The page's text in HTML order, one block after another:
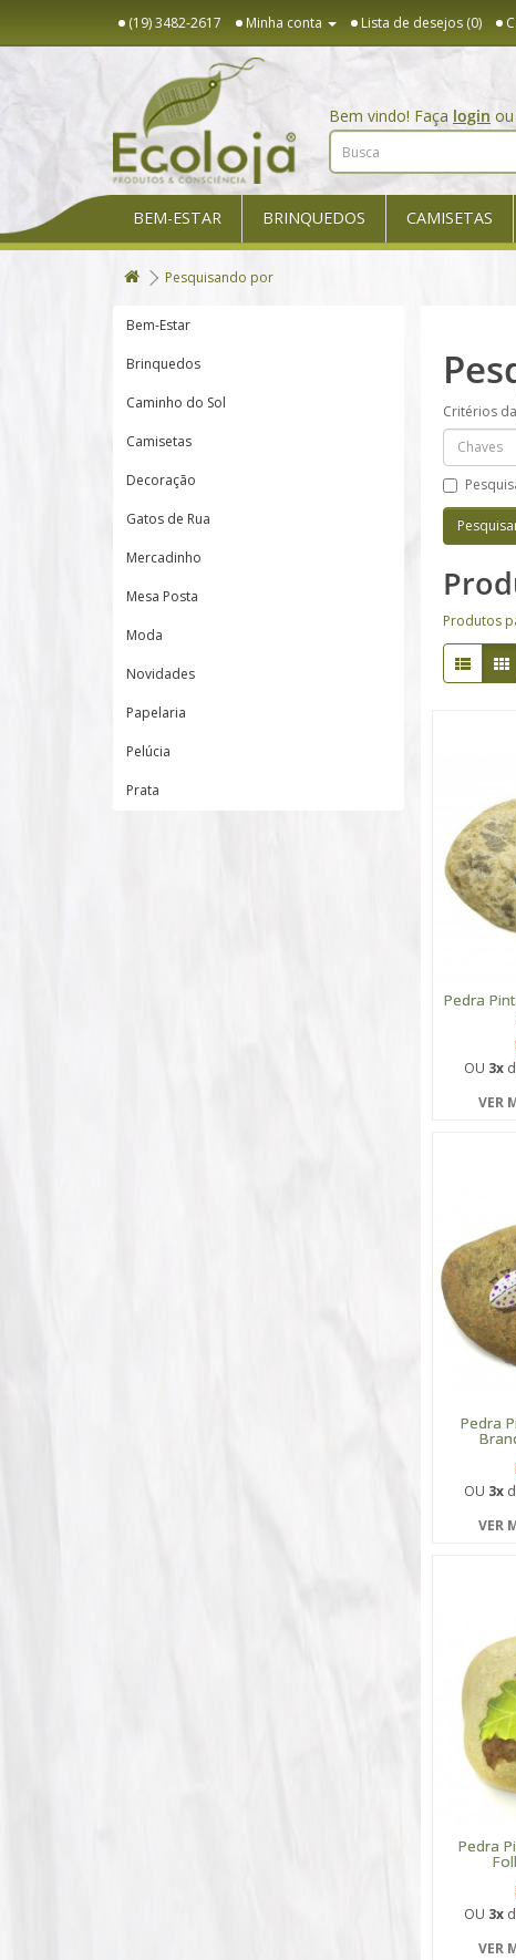
(19) 3482-2617 Minha conta Lista de desejos (0)
Bem vindo! Faça login ou
BEM-ESTAR BRINQUEDOS CAMISETAS
Pesquisando por
Bem-Estar
Brinquedos
Caminho do Sol
Camisetas
Decoração
Gatos de Rua
Mercadinho
Mesa Posta
Moda
Novidades
Papelaria
Pelúcia
Prata
Critérios
Produtos
Pedra
OU 3x
VER
Pedra
OU 3x
VER
Pedra
OU 3x
VER